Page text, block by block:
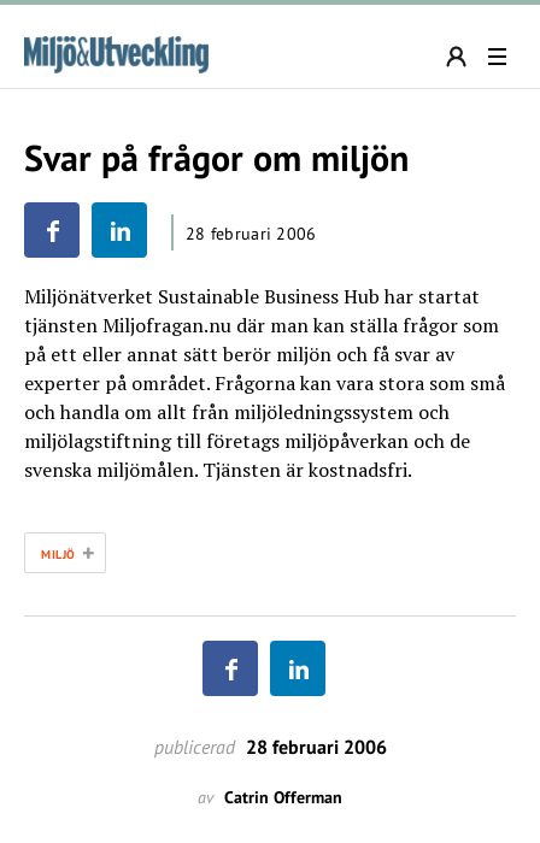
Svar på frågor om miljön
28 februari 2006
Miljönätverket Sustainable Business Hub har startat
tjänsten Miljofragan.nu där man kan ställa frågor som
på ett eller annat sätt berör miljön och få svar av
experter på området. Frågorna kan vara stora som små
och handla om allt från miljöledningssystem och
miljölagstiftning till företags miljöpåverkan och de
svenska miljömålen. Tjänsten är kostnadsfri.
MILJÖ +
publicerad 28 februari 2006
av Catrin Offerman